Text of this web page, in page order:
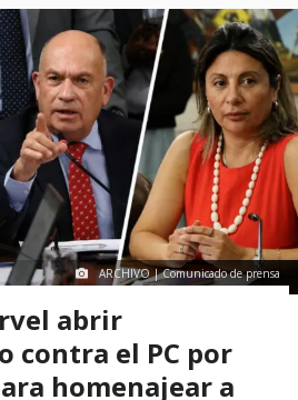
ARCHIVO | Comunicado de prensa
abrir
contra el PC por
homenajear a